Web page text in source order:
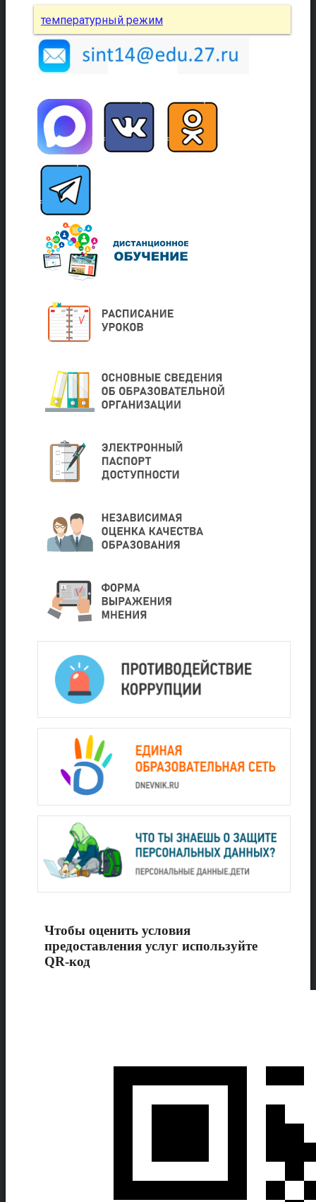
температурный режим
Чтобы оценить условия
предоставления услуг используйте
QR-код